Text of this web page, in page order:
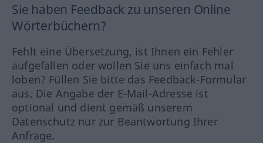
Sie haben Feedback zu unseren Online
Wörterbüchern?
Fehlt eine Übersetzung, ist Ihnen ein Fehler
aufgefallen oder wollen Sie uns einfach mal
loben? Füllen Sie bitte das Feedback-Formular
aus. Die Angabe der E-Mail-Adresse ist
optional und dient gemäß unserem
Datenschutz nur zur Beantwortung Ihrer
Anfrage.